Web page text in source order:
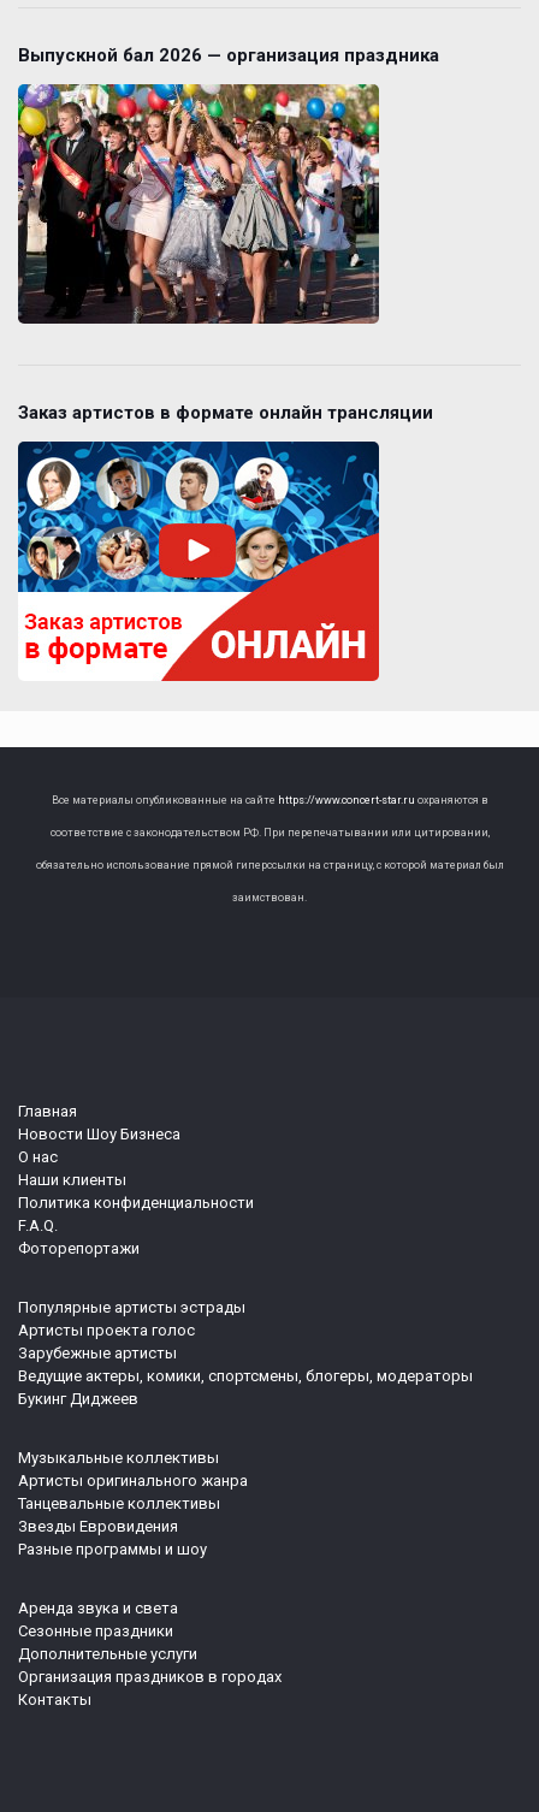
Выпускной бал 2026 — организация праздника
Заказ артистов в формате онлайн трансляции
Все материалы опубликованные на сайте https://www.concert-star.ru охраняются в
соответствие с законодательством РФ. При перепечатывании или цитировании,
обязательно использование прямой гиперссылки на страницу, с которой материал был
заимствован.
Главная
Новости Шоу Бизнеса
О нас
Наши клиенты
Политика конфиденциальности
F.A.Q.
Фоторепортажи
Популярные артисты эстрады
Артисты проекта голос
Зарубежные артисты
Ведущие актеры, комики, спортсмены, блогеры, модераторы
Букинг Диджеев
Музыкальные коллективы
Артисты оригинального жанра
Танцевальные коллективы
Звезды Евровидения
Разные программы и шоу
Аренда звука и света
Сезонные праздники
Дополнительные услуги
Организация праздников в городах
Контакты